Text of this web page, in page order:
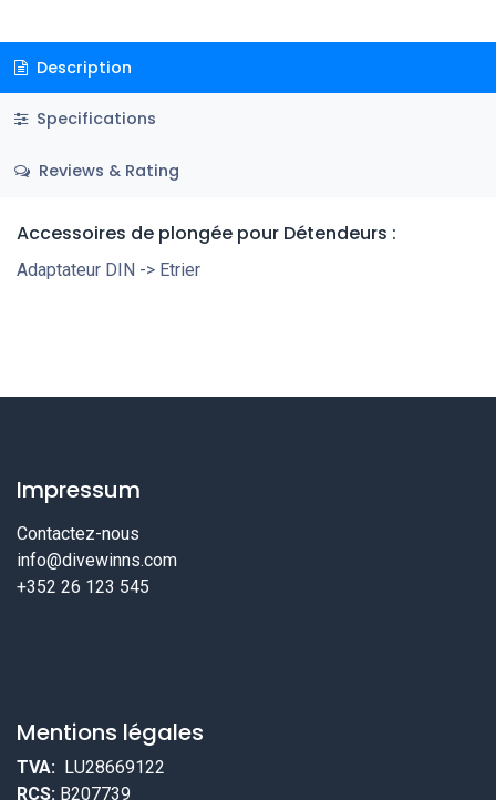
Description
Specifications
Reviews & Rating
Accessoires de plongée pour Détendeurs :
Adaptateur DIN -> Etrier
Impressum
Contactez-nous
info@divewinns.com
+352 26 123 545
Mentions légales
TVA: LU28669122
RCS: B207739